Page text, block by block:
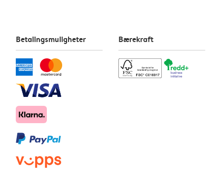
Betalingsmuligheter Bærekraft